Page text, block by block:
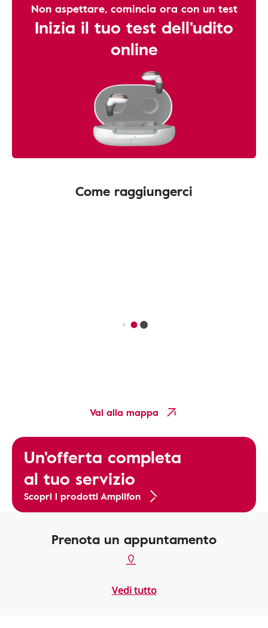
Non aspettare, comincia ora con un test
Inizia il tuo test dell'udito
online
Come raggiungerci
Vai alla mappa
Un'offerta completa
al tuo servizio
Scopri i prodotti Amplifon
Prenota un appuntamento
Vedi tutto